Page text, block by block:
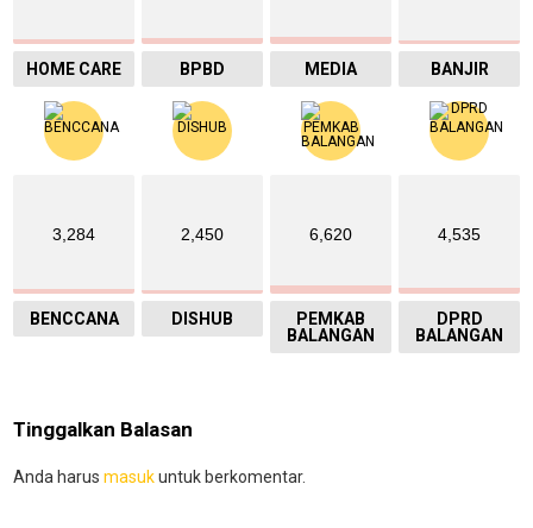
HOME CARE BPBD MEDIA BANJIR
3,284
BENCCANA
2,450
DISHUB
6,620
PEMKAB
BALANGAN
4,535
DPRD
BALANGAN
Tinggalkan Balasan
Anda harus masukuntuk berkomentar.